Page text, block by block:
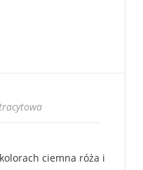
ciemna róża i